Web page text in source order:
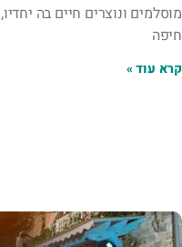
מוסלמים ונוצרים חיים בה יחדיו,
חיפה
קרא עוד »